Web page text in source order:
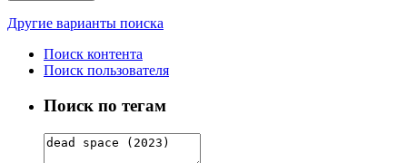
Другие варианты поиска
Поиск контента
Поиск пользователя
Поиск по тегам